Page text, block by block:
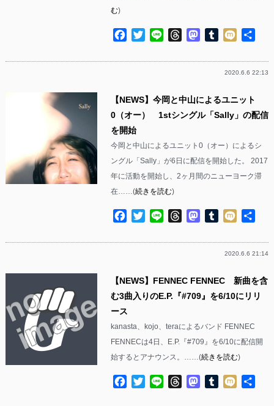
む)
Facebook
TwitterLine ThreadsMastodon
Tumblr
Mixi
2020.6.6 22:13
【NEWS】今岡と中山によるユニット
0（オー） 1stシングル「Sally」の配信
を開始
今岡と中山によるユニット0（オー）によるシ
ングル「Sally」が6日に配信を開始した。 2017
年に活動を開始し、2ヶ月間のニューヨーク滞
在……(続きを読む)
Facebook
TwitterLine ThreadsMastodon
Tumblr
Mixi
2020.6.6 21:14
【NEWS】FENNEC FENNEC 新曲を含
む3曲入りのE.P.『#709』を6/10にリリ
ース
kanasta、kojo、teraによるバンド FENNEC
FENNECは4日、E.P.『#709』を6/10に配信開
始するとアナウンス。……(続きを読む)
Facebook
TwitterLine ThreadsMastodon
Tumblr
Mixi